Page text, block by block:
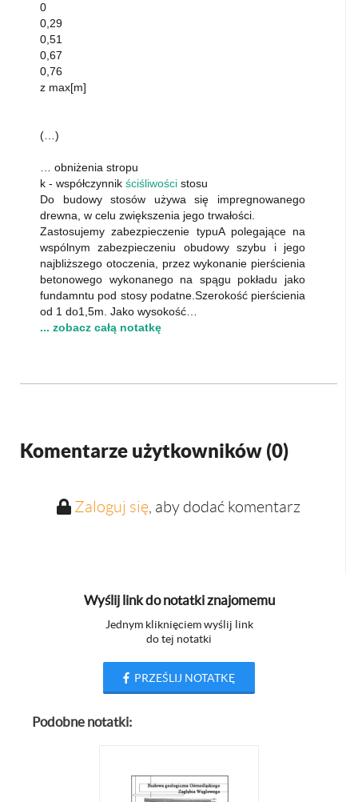
0
0,29
0,51
0,67
0,76
z max[m]
(…)
… obniżenia stropu
k - współczynnik ściśliwości stosu
Do budowy stosów używa się impregnowanego
drewna, w celu zwiększenia jego trwałości.
Zastosujemy zabezpieczenie typuA polegające na
wspólnym zabezpieczeniu obudowy szybu i jego
najbliższego otoczenia, przez wykonanie pierścienia
betonowego wykonanego na spągu pokładu jako
fundamntu pod stosy podatne.Szerokość pierścienia
od 1 do1,5m. Jako wysokość…
... zobacz całą notatkę
Komentarze użytkowników (0)
Zaloguj się, aby dodać komentarz
Wyślij link do notatki znajomemu
Jednym kliknięciem wyślij link
do tej notatki
PRZEŚLIJ NOTATKĘ
Podobne notatki: